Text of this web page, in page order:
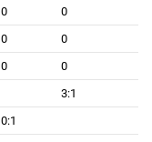
0
0
0
0
0
0
3:1
0:1